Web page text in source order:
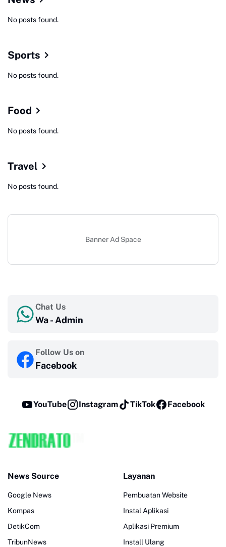
No posts found.
Sports
No posts found.
Food
No posts found.
Travel
No posts found.
Banner Ad Space
Chat Us
Wa - Admin
Follow Us on
Facebook
YouTube Instagram TikTok Facebook
News Source
Google News
Kompas
DetikCom
TribunNews
Layanan
Pembuatan Website
Instal Aplikasi
Aplikasi Premium
Install Ulang